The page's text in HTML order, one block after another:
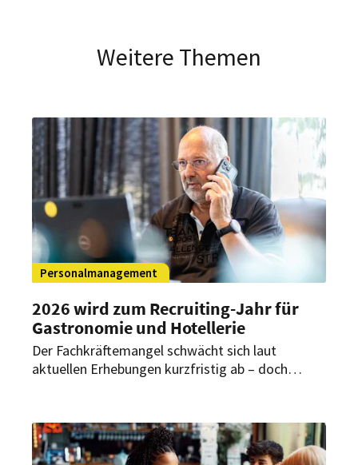
Weitere Themen
Personalmanagement
2026 wird zum Recruiting-Jahr für
Gastronomie und Hotellerie
Der Fachkräftemangel schwächt sich laut
aktuellen Erhebungen kurzfristig ab – doch
und sich klar positioniert, kann gute Mitarbeiter
frühzeitig gewinnen.